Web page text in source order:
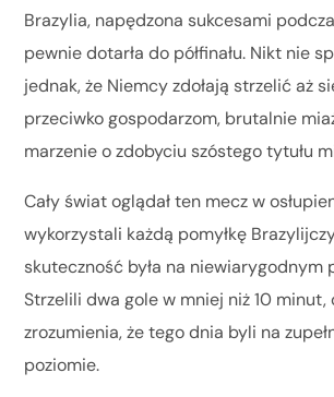
Brazylia, napędzona sukcesami
pewnie dotarła do półfinału. Nikt nie
jednak, że Niemcy zdołają strzelić aż
przeciwko gospodarzom, brutalnie
marzenie o zdobyciu szóstego tytułu
Cały świat oglądał ten mecz w
wykorzystali każdą pomyłkę
skuteczność była na niewiarygodnym
Strzelili dwa gole w mniej niż 10
zrozumienia, że tego dnia byli na
poziomie.